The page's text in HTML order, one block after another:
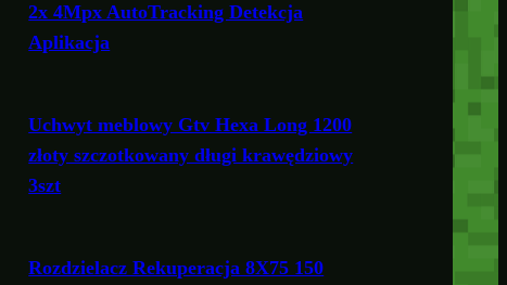
2x 4Mpx AutoTracking Detekcja
Aplikacja
Uchwyt meblowy Gtv Hexa Long 1200
złoty szczotkowany długi krawędziowy
3szt
Rozdzielacz Rekuperacja 8X75 150